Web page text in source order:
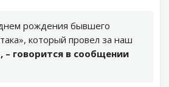
рождения бывшего
который провел за наш
, – говорится в сообщении